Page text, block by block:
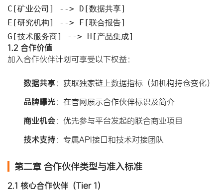
C[矿业公司] --> D[数据共享]
E[研究机构] --> F[联合报告]
G[技术服务商] --> H[产品集成]
1.2 合作价值
加入合作伙伴计划可享受以下权益：
数据共享​：获取独家链上数据指标（如机构持仓变化）
品牌曝光​：在官网展示合作伙伴标识及简介
商业机会​：优先参与平台发起的联合商业项目
技术支持​：专属API接口和技术对接团队
第二章 合作伙伴类型与准入标准
2.1 核心合作伙伴（Tier 1）